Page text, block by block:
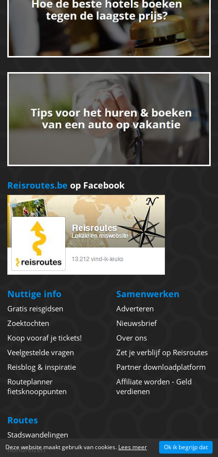
Reisroutes.be op Facebook
Nuttige info
Gratis reisgidsen
Zoektochten
Koop vooraf je tickets!
Veelgestelde vragen
Reisblog & inspiratie
Routeplanner
fietsknooppunten
Samenwerken
Adverteren
Nieuwsbrief
Over ons
Zet je verblijf op Reisroutes
Partner downloadplatform
Affiliate worden - Geld
verdienen
Routes
Stadswandelingen
Rondreizen
Deze website maakt gebruik van cookies. Lees meer Ok ik begrijp dat